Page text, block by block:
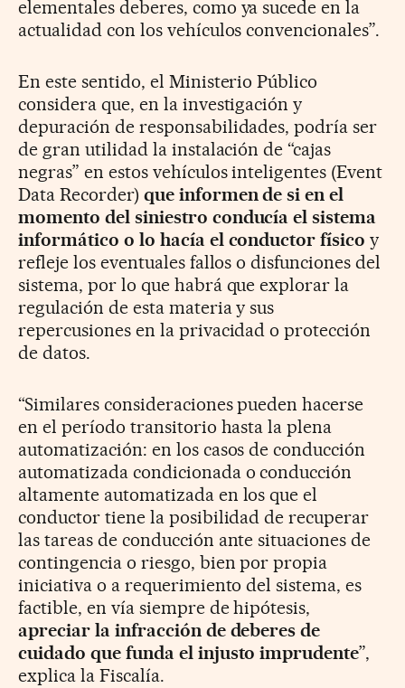
elementales deberes, como ya sucede en la
actualidad con los vehículos convencionales”.
En este sentido, el Ministerio Público
considera que, en la investigación y
depuración de responsabilidades, podría ser
de gran utilidad la instalación de “cajas
negras” en estos vehículos inteligentes (Event
Data Recorder) que informen de si en el
momento del siniestro conducía el sistema
informático o lo hacía el conductor físico y
refleje los eventuales fallos o disfunciones del
sistema, por lo que habrá que explorar la
regulación de esta materia y sus
repercusiones en la privacidad o protección
de datos.
“Similares consideraciones pueden hacerse
en el período transitorio hasta la plena
automatización: en los casos de conducción
automatizada condicionada o conducción
altamente automatizada en los que el
conductor tiene la posibilidad de recuperar
las tareas de conducción ante situaciones de
contingencia o riesgo, bien por propia
iniciativa o a requerimiento del sistema, es
factible, en vía siempre de hipótesis,
apreciar la infracción de deberes de
cuidado que funda el injusto imprudente”,
explica la Fiscalía.